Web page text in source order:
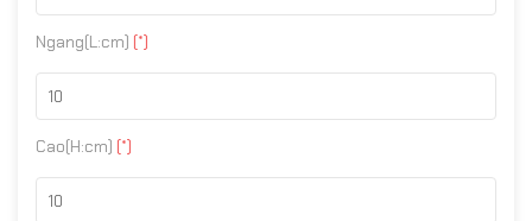
Ngang(L:cm) (*)
Cao(H:cm) (*)